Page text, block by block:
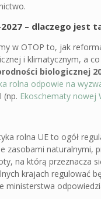
– dlaczego jest
w OTOP to, jak
i klimatycznym, a
biologicznej
rolna odpowie na
(np. Ekoschematy nowej
rolna UE to ogół
zasobami naturalnymi,
na którą przeznacza
krajach regulować
ministerstwa